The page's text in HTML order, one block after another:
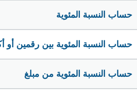
حساب النسبة المئوية
حساب النسبة المئوية بين رقمين أو
حساب النسبة المئوية من مبلغ